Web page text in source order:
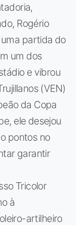
Rogério
partida do
um dos
e vibrou
(VEN)
da Copa
ele desejou
pontos no
garantir
Tricolor
à
artilheiro